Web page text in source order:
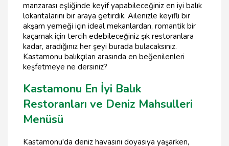
manzarası eşliğinde keyif yapabileceğiniz en iyi balık
lokantalarını bir araya getirdik. Ailenizle keyifli bir
akşam yemeği için ideal mekanlardan, romantik bir
kaçamak için tercih edebileceğiniz şık restoranlara
kadar, aradığınız her şeyi burada bulacaksınız.
Kastamonu balıkçıları arasında en beğenilenleri
keşfetmeye ne dersiniz?
Kastamonu En İyi Balık
Restoranları ve Deniz Mahsulleri
Menüsü
Kastamonu'da deniz havasını doyasıya yaşarken,